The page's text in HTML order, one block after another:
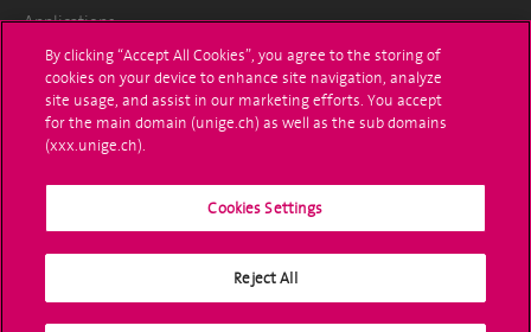
Applications
Administrative procedures
Ask a question
By clicking “Accept All Cookies”, you agree to the storing of
cookies on your device to enhance site navigation, analyze
site usage, and assist in our marketing efforts. You accept
for the main domain (unige.ch) as well as the sub domains
(xxx.unige.ch).
Cookies Settings
Reject All